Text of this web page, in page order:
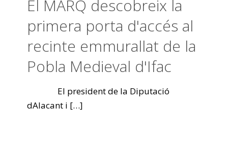
El MARQ descobreix la
primera porta d'accés al
recinte emmurallat de la
Pobla Medieval d'Ifac
El president de la Diputació
dAlacant i […]